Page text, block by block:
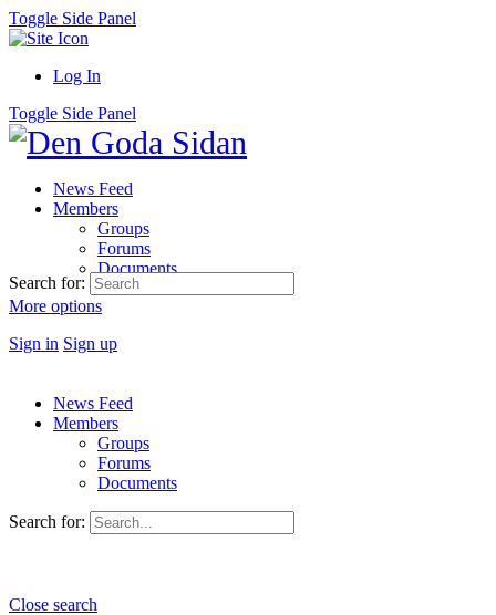
Toggle Side Panel
Log In
Toggle Side Panel
News Feed
Members
Groups
Forums
Documents
More options
Sign in Sign up
Search for:
News Feed
Members
Groups
Forums
Documents
Search for:
Close search